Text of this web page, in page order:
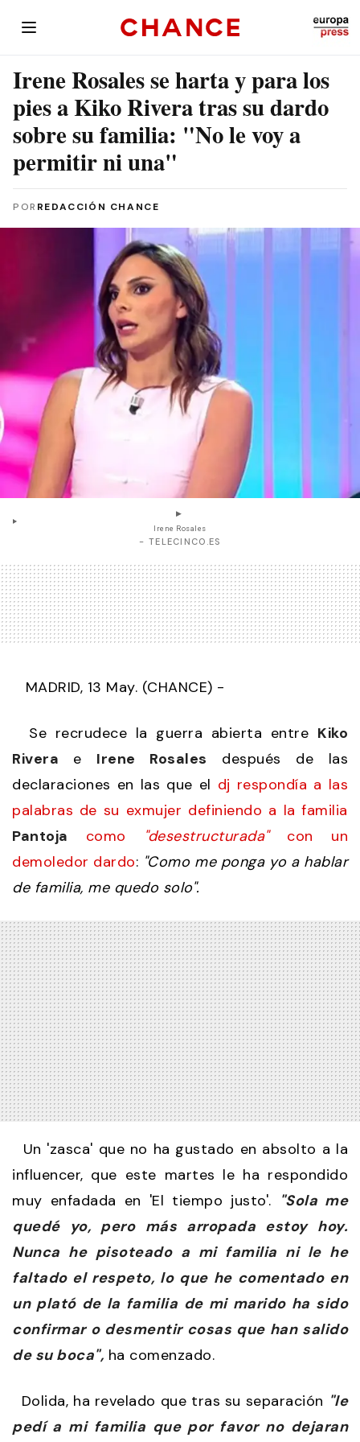
Irene Rosales se harta y para los
pies a Kiko Rivera tras su dardo
sobre su familia: "No le voy a
permitir ni una"
POR REDACCIÓN CHANCE
Irene Rosales
- TELECINCO.ES
MADRID, 13 May. (CHANCE) -
Se recrudece la guerra abierta entre Kiko
Rivera e Irene Rosales después de las
declaraciones en las que el dj respondía a las
palabras de su exmujer definiendo a la familia
Pantoja como "desestructurada"con un
demoledor dardo: "Como me ponga yo a hablar
de familia, me quedo solo".
Un 'zasca' que no ha gustado en absolto a la
influencer, que este martes le ha respondido
muy enfadada en 'El tiempo justo'. "Sola me
quedé yo, pero más arropada estoy hoy.
Nunca he pisoteado a mi familia ni le he
faltado el respeto, lo que he comentado en
un plató de la familia de mi marido ha sido
confirmar o desmentir cosas que han salido
de su boca", ha comenzado.
Dolida, ha revelado que tras su separación "le
pedí a mi familia que por favor no dejaran